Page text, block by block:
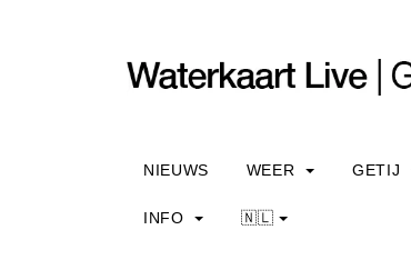
NIEUWS WEER GETIJ
INFO 🇳🇱